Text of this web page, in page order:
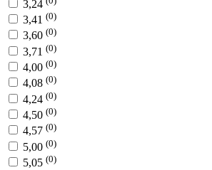
3,24
3,41 (0)
3,60 (0)
3,71 (0)
4,00 (0)
4,08 (0)
4,24 (0)
4,50 (0)
4,57 (0)
5,00 (0)
5,05 (0)